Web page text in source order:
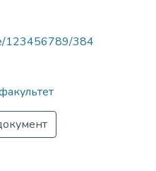
123456789/384